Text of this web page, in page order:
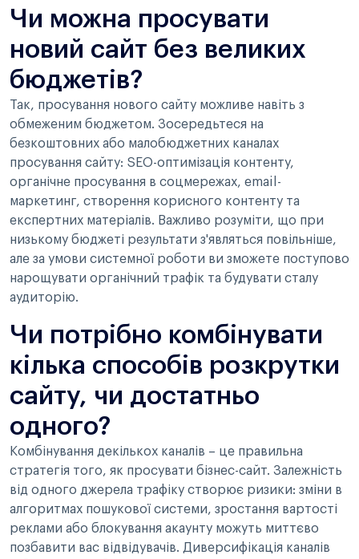
Чи можна просувати
новий сайт без великих
бюджетів?
Так, просування нового сайту можливе навіть з
обмеженим бюджетом. Зосередьтеся на
безкоштовних або малобюджетних каналах
просування сайту: SEO-оптимізація контенту,
органічне просування в соцмережах, email-
маркетинг, створення корисного контенту та
експертних матеріалів. Важливо розуміти, що при
низькому бюджеті результати з'являться повільніше,
але за умови системної роботи ви зможете поступово
нарощувати органічний трафік та будувати сталу
аудиторію.
Чи потрібно комбінувати
кілька способів розкрутки
сайту, чи достатньо
одного?
Комбінування декількох каналів – це правильна
стратегія того, як просувати бізнес-сайт. Залежність
від одного джерела трафіку створює ризики: зміни в
алгоритмах пошукової системи, зростання вартості
реклами або блокування акаунту можуть миттєво
позбавити вас відвідувачів. Диверсифікація каналів